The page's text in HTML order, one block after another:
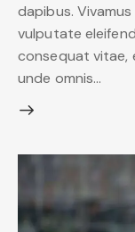
dapibus.
vulputate
consequat vitae,
unde omnis…